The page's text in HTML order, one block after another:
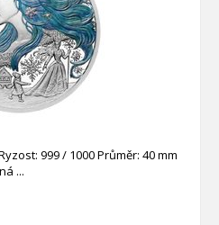
999 / 1000 Průměr: 40 mm